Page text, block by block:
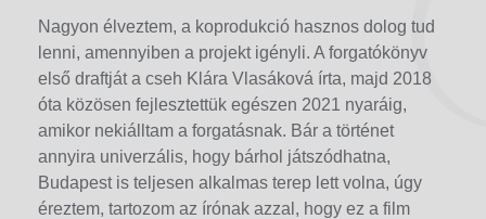
Nagyon élveztem, a koprodukció hasznos dolog tud
lenni, amennyiben a projekt igényli. A forgatókönyv
első draftját a cseh Klára Vlasáková írta, majd 2018
óta közösen fejlesztettük egészen 2021 nyaráig,
amikor nekiálltam a forgatásnak. Bár a történet
annyira univerzális, hogy bárhol játszódhatna,
Budapest is teljesen alkalmas terep lett volna, úgy
éreztem, tartozom az írónak azzal, hogy ez a film